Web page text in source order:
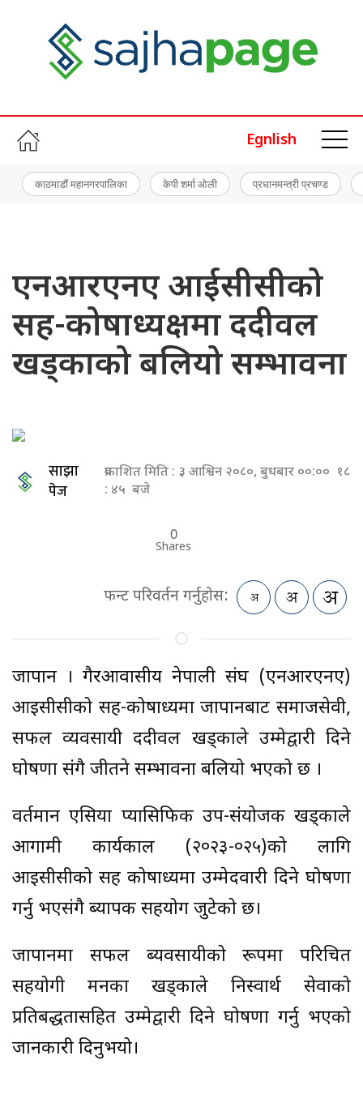
Egnlish
काठमाडौं महानगरपालिका केपी शर्मा ओली प्रधानमन्त्री प्रचण्ड
एनआरएनए आईसीसीको
सह-कोषाध्यक्षमा ददीवल
खड्काको बलियो सम्भावना
साझा
पेज
प्रकाशित मिति : ३ आश्विन २०८०, बुधबार ००:०० १८
: ४५ बजे
0
Shares
फन्ट परिवर्तन गर्नुहोस:
जापान । गैरआवासीय नेपाली संघ (एनआरएनए)
आइसीसीको सह-कोषाध्यक्षमा जापानबाट समाजसेवी,
सफल व्यवसायी ददीवल खड्काले उम्मेद्वारी दिने
घोषणा संगै जीतने सम्भावना बलियो भएको छ ।
वर्तमान एसिया प्यासिफिक उप-संयोजक खड्काले
आगामी कार्यकाल (२०२३-०२५)को लागि
आइसीसीको सह कोषाध्यक्षमा उम्मेदवारी दिने घोषणा
गर्नु भएसंगै ब्यापक सहयोग जुटेको छ।
जापानमा सफल ब्यवसायीको रूपमा परिचित
सहयोगी मनका खड्काले निस्वार्थ सेवाको
प्रतिबद्धतासहित उम्मेद्वारी दिने घोषणा गर्नु भएको
जानकारी दिनुभयो।